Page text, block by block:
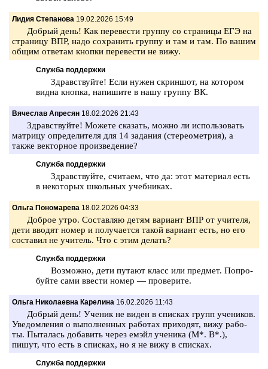
Лидия Степанова 19.02.2026 15:49
Доб­рый день! Как пе­ре­ве­сти груп­пу со стра­ни­цы ЕГЭ на
стра­ни­цу ВПР, надо со­хра­нить груп­пу и там и там. По вашим
общим от­ве­там кноп­ки пе­ре­ве­сти не вижу.
Служба поддержки
Здрав­ствуй­те! Если нужен скрин­шот, на ко­то­ром
видна кноп­ка, на­пи­ши­те в нашу груп­пу ВК.
Вячеслав Апресян 18.02.2026 21:43
Здрав­ствуй­те! Мо­же­те ска­зать, можно ли ис­поль­зо­вать
мат­ри­цу опре­де­ли­те­ля для 14 за­да­ния (сте­рео­мет­рия), а
также век­тор­ное про­из­ве­де­ние?
Служба поддержки
Здрав­ствуй­те, счи­та­ем, что да: этот ма­те­ри­ал есть
в не­ко­то­рых школь­ных учеб­ни­ках.
Ольга Пономарева 18.02.2026 04:33
Доб­рое утро. Со­став­ляю детям ва­ри­ант ВПР от учи­те­ля,
дети вво­дят номер и по­лу­ча­ет­ся такой ва­ри­ант есть, но его
со­ста­вил не учи­тель. Что с этим де­лать?
Служба поддержки
Воз­мож­но, дети пу­та­ют класс или пред­мет. По­про­
буй­те сами вве­сти номер — про­ве­ри­те.
Ольга Николаевна Карелина 16.02.2026 11:43
Доб­рый день! Уче­ник не виден в спис­ках групп уче­ни­ков.
Уве­дом­ле­ния о вы­пол­нен­ных ра­бо­тах при­хо­дят, вижу ра­бо­
ты. Пы­та­лась до­ба­вить через емэйл уче­ни­ка (М*. В*.),
пишут, что есть в спис­ках, но я не вижу в спис­ках.
Служба поддержки